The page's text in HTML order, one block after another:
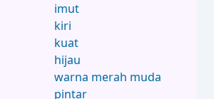
imut
kiri
kuat
hijau
warna merah muda
pintar